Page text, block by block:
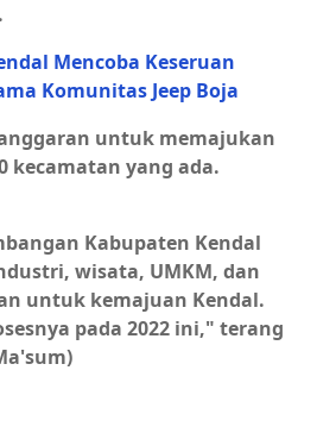
Mencoba Keseruan
Komunitas Jeep Boja
untuk memajukan
kecamatan yang ada.
Kabupaten Kendal
wisata, UMKM, dan
untuk kemajuan Kendal.
pada 2022 ini," terang